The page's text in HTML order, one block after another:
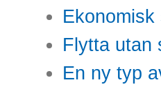
Flytta utan
En ny typ